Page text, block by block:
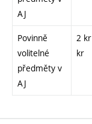
AJ
Povinně
volitelné
předměty v
AJ
2
kr